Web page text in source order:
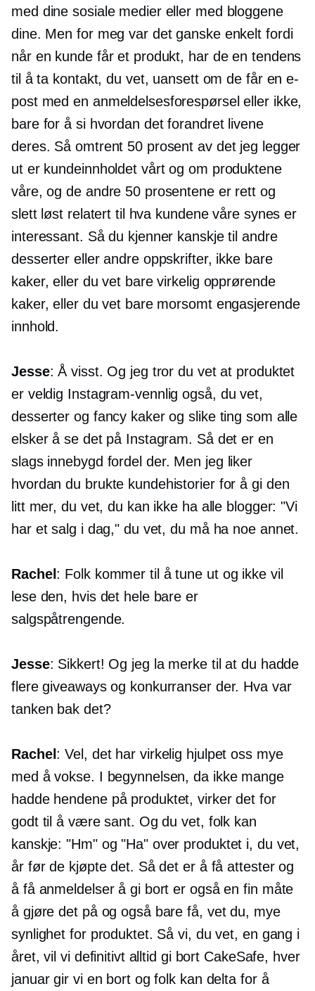
med dine sosiale medier eller med bloggene
dine. Men for meg var det ganske enkelt fordi
når en kunde får et produkt, har de en tendens
til å ta kontakt, du vet, uansett om de får en e-
post med en anmeldelsesforespørsel eller ikke,
bare for å si hvordan det forandret livene
deres. Så omtrent 50 prosent av det jeg legger
ut er kundeinnholdet vårt og om produktene
våre, og de andre 50 prosentene er rett og
slett løst relatert til hva kundene våre synes er
interessant. Så du kjenner kanskje til andre
desserter eller andre oppskrifter, ikke bare
kaker, eller du vet bare virkelig opprørende
kaker, eller du vet bare morsomt engasjerende
innhold.
Jesse: Å visst. Og jeg tror du vet at produktet
er veldig Instagram-vennlig også, du vet,
desserter og fancy kaker og slike ting som alle
elsker å se det på Instagram. Så det er en
slags innebygd fordel der. Men jeg liker
hvordan du brukte kundehistorier for å gi den
litt mer, du vet, du kan ikke ha alle blogger: "Vi
har et salg i dag," du vet, du må ha noe annet.
Rachel : Folk kommer til å tune ut og ikke vil
lese den, hvis det hele bare er
salgspåtrengende.
Jesse: Sikkert! Og jeg la merke til at du hadde
flere giveaways og konkurranser der. Hva var
tanken bak det?
Rachel : Vel, det har virkelig hjulpet oss mye
med å vokse. I begynnelsen, da ikke mange
hadde hendene på produktet, virker det for
godt til å være sant. Og du vet, folk kan
kanskje: "Hm" og "Ha" over produktet i, du vet,
år før de kjøpte det. Så det er å få attester og
å få anmeldelser å gi bort er også en fin måte
å gjøre det på og også bare få, vet du, mye
synlighet for produktet. Så vi, du vet, en gang i
året, vil vi definitivt alltid gi bort CakeSafe, hver
januar gir vi en bort og folk kan delta for å